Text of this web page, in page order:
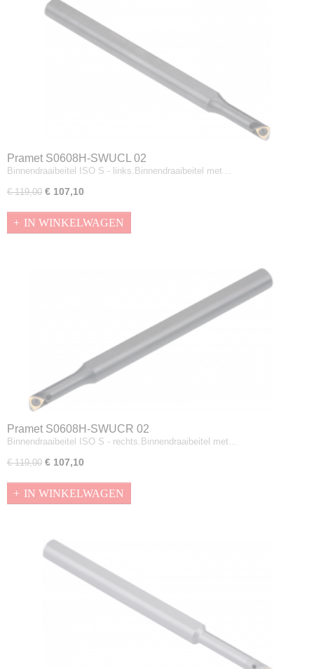
Pramet S0608H-SWUCL 02
Binnendraaibeitel ISO S - links.Binnendraaibeitel met…
€ 119,00 € 107,10
IN WINKELWAGEN
Pramet S0608H-SWUCR 02
Binnendraaibeitel ISO S - rechts.Binnendraaibeitel met…
€ 119,00 € 107,10
IN WINKELWAGEN